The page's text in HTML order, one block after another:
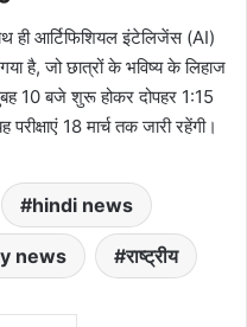
ही आर्टिफिशियल इंटेलिजेंस (AI)
है, जो छात्रों के भविष्य के लिहाज
10 बजे शुरू होकर दोपहर 1:15
18 मार्च तक जारी रहेंगी।
hindi news
news राष्ट्रीय